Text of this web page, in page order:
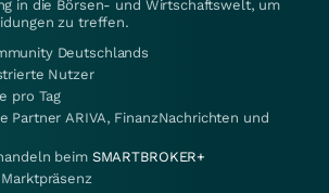
in die Börsen- und Wirtschaftswelt, um
zu treffen.
Deutschlands
Nutzer
pro Tag
Partner ARIVA, FinanzNachrichten und
beim SMARTBROKER+